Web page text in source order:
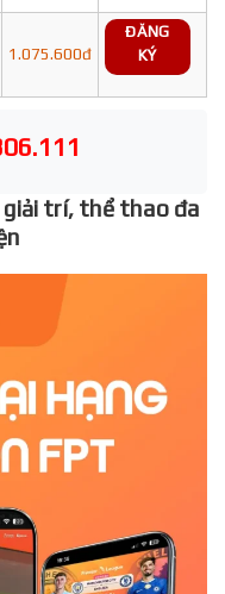
1.075.600đ
ĐĂNG
KÝ
giải trí, thể thao đa